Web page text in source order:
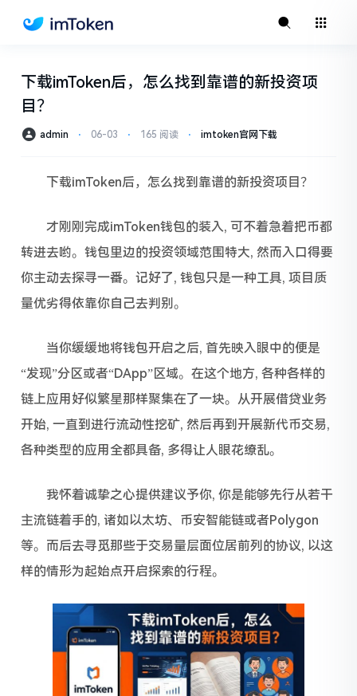
下载imToken后，怎么找到靠谱的新投资项
目？
admin ⋅ 06-03 ⋅ 165 阅读 ⋅ imtoken官网下载
下载imToken后，怎么找到靠谱的新投资项目？
才刚刚完成imToken钱包的装入, 可不着急着把币都
转进去哟。钱包里边的投资领域范围特大, 然而入口得要
你主动去探寻一番。记好了, 钱包只是一种工具, 项目质
量优劣得依靠你自己去判别。
当你缓缓地将钱包开启之后, 首先映入眼中的便是
“发现”分区或者“DApp”区域。在这个地方, 各种各样的
链上应用好似繁星那样聚集在了一块。从开展借贷业务
开始, 一直到进行流动性挖矿, 然后再到开展新代币交易,
各种类型的应用全都具备, 多得让人眼花缭乱。
我怀着诚挚之心提供建议予你, 你是能够先行从若干
主流链着手的, 诸如以太坊、币安智能链或者Polygon
等。而后去寻觅那些于交易量层面位居前列的协议, 以这
样的情形为起始点开启探索的行程。